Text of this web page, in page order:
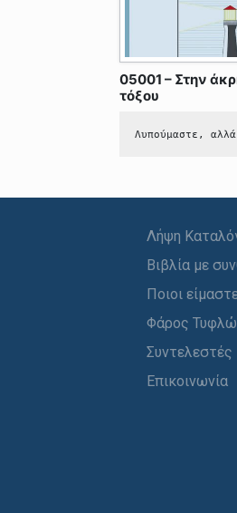
05001 – Στην
τόξου
Λυπούμαστε,
Λήψη
Βιβλία με
Ποιοι
Φάρος
Συντελεστές
Επικοινωνία